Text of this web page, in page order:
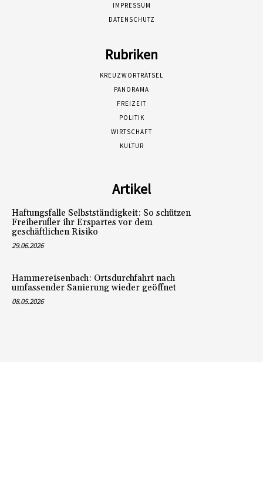
IMPRESSUM
DATENSCHUTZ
Rubriken
KREUZWORTRÄTSEL
PANORAMA
FREIZEIT
POLITIK
WIRTSCHAFT
KULTUR
Artikel
Haftungsfalle Selbstständigkeit: So schützen
Freiberufler ihr Erspartes vor dem
geschäftlichen Risiko
29.06.2026
Hammereisenbach: Ortsdurchfahrt nach
umfassender Sanierung wieder geöffnet
08.05.2026